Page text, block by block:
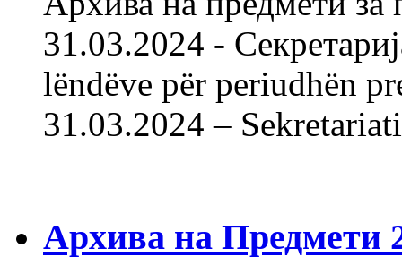
31.03.2024 -
lëndëve për periudhën
31.03.2024 –
Архива на Предмети